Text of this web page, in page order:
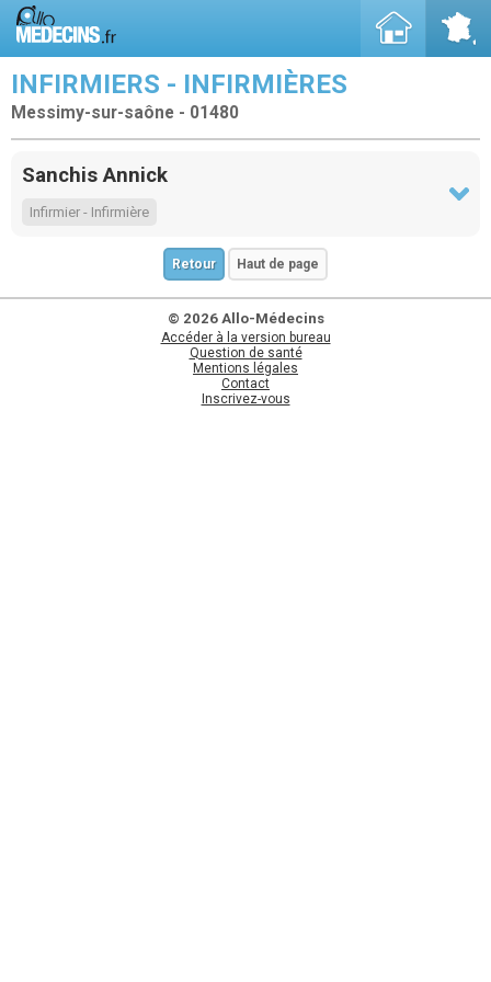
INFIRMIERS - INFIRMIÈRES
Messimy-sur-saône - 01480
Sanchis Annick
Infirmier - Infirmière
Retour Haut de page
© 2026 Allo-Médecins
Accéder à la version bureau
Question de santé
Mentions légales
Contact
Inscrivez-vous